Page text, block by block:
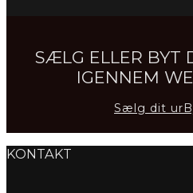
SÆLG ELLER BYT
IGENNEM
Sælg dit ur
KONTAKT